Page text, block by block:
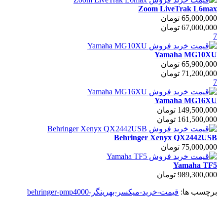
Zoom LiveTrak L6max
65,000,000 تومان
67,000,000 تومان
7
Yamaha MG10XU
65,900,000 تومان
71,200,000 تومان
7
Yamaha MG16XU
149,500,000 تومان
161,500,000 تومان
Behringer Xenyx QX2442USB
75,000,000 تومان
Yamaha TF5
989,300,000 تومان
برچسب ها: قیمت-خرید-میکسر-بهرینگر-behringer-pmp4000